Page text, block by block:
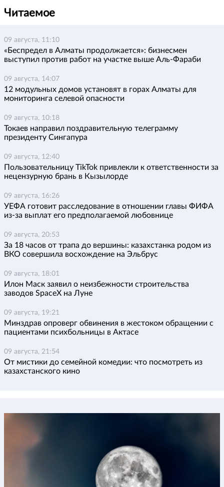
Читаемое
09 августа, 11:10
«Беспредел в Алматы продолжается»: бизнесмен
выступил против работ на участке выше Аль-Фараби
09 августа, 14:07
12 модульных домов установят в горах Алматы для
мониторинга селевой опасности
09 августа, 10:18
Токаев направил поздравительную телеграмму
президенту Сингапура
09 августа, 12:40
Пользовательницу TikTok привлекли к ответственности за
нецензурную брань в Кызылорде
09 августа, 16:26
УЕФА готовит расследование в отношении главы ФИФА
из-за выплат его предполагаемой любовнице
09 августа, 20:53
За 18 часов от трапа до вершины: казахстанка родом из
ВКО совершила восхождение на Эльбрус
09 августа, 18:01
Илон Маск заявил о неизбежности строительства
заводов SpaceX на Луне
09 августа, 19:21
Минздрав опроверг обвинения в жестоком обращении с
пациентами психбольницы в Актасе
09 августа, 21:54
От мистики до семейной комедии: что посмотреть из
казахстанского кино